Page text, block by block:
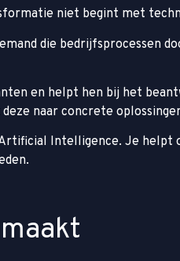
niet begint met
die
en helpt hen bij het
naar concrete
Intelligence. Je